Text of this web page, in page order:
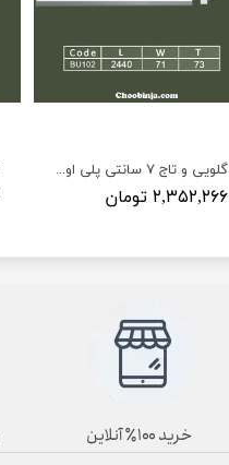
گلویی و تاج ۷ سانتی پلی اورتان BU102
۲,۳۵۲,۲۶۶ تومان
خرید ۱۰۰٪ آنلاین